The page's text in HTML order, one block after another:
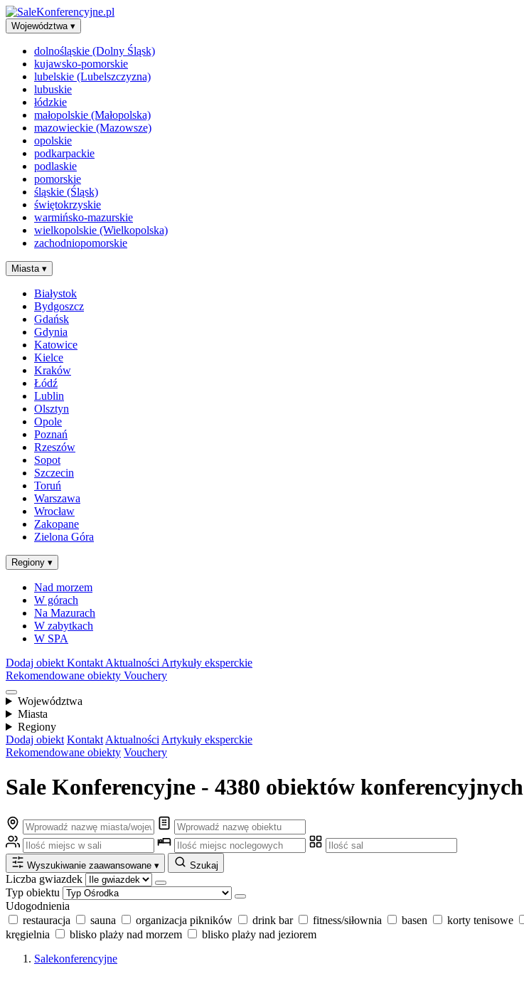
Województwa ▾
dolnośląskie (Dolny Śląsk)
kujawsko-pomorskie
lubelskie (Lubelszczyzna)
lubuskie
łódzkie
małopolskie (Małopolska)
mazowieckie (Mazowsze)
opolskie
podkarpackie
podlaskie
pomorskie
śląskie (Śląsk)
świętokrzyskie
warmińsko-mazurskie
wielkopolskie (Wielkopolska)
zachodniopomorskie
Miasta ▾
Białystok
Bydgoszcz
Gdańsk
Gdynia
Katowice
Kielce
Kraków
Łódź
Lublin
Olsztyn
Opole
Poznań
Rzeszów
Sopot
Szczecin
Toruń
Warszawa
Wrocław
Zakopane
Zielona Góra
Regiony ▾
Nad morzem
W górach
Na Mazurach
W zabytkach
W SPA
Dodaj obiekt Kontakt Aktualności Artykuły eksperckie
Rekomendowane obiekty Vouchery
Województwa
Miasta
Regiony
Dodaj obiekt Kontakt Aktualności Artykuły eksperckie
Rekomendowane obiekty Vouchery
Sale Konferencyjne - 4380 obiektów konferencyjnych
Wyszukiwanie zaawansowane ▾ Szukaj
Liczba gwiazdek
Typ obiektu
Udogodnienia
restauracja
sauna organizacja pikników drink bar fitness/siłownia basen korty tenisowe
kręgielnia
blisko plaży nad morzem
blisko plaży nad jeziorem
Salekonferencyjne